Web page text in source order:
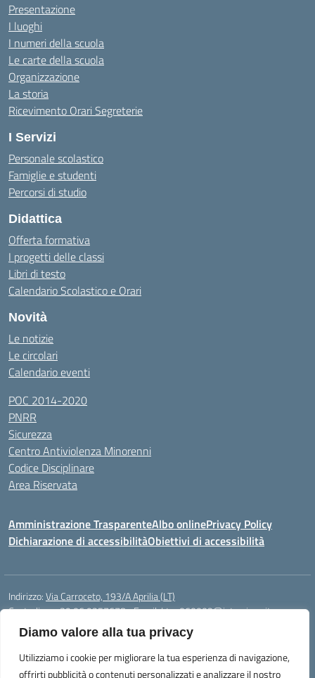
Diamo valore alla tua privacy
Utilizziamo i cookie per migliorare la tua esperienza di navigazione,
offrirti pubblicità o contenuti personalizzati e analizzare il nostro
Presentazione
I luoghi
I numeri della scuola
Le carte della scuola
Organizzazione
La storia
Ricevimento Orari Segreterie
I Servizi
Personale scolastico
Famiglie e studenti
Percorsi di studio
Didattica
Offerta formativa
I progetti delle classi
Libri di testo
Calendario Scolastico e Orari
Novità
Le notizie
Le circolari
Calendario eventi
POC 2014-2020
PNRR
Sicurezza
Centro Antiviolenza Minorenni
Codice Disciplinare
Area Riservata
Amministrazione TrasparenteAlbo onlinePrivacy Policy
Dichiarazione di accessibilitàObiettivi di accessibilità
Indirizzo:Via Carroceto, 193/A Aprilia (LT)
Centralino:+39 06 9257678 Email:Ltps060002@istruzione.it
Posta elettronica certificata (PEC):
Ltps060002@pec.istruzione.it
Codice fiscale: 91001930592
Codice meccanografico: LTPS060002